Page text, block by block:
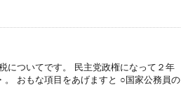
についてです。 民主党政権になって２年
おもな項目をあげますと ○国家公務員の